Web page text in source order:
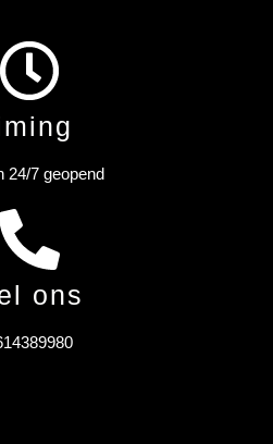
24/7 geopend
ons